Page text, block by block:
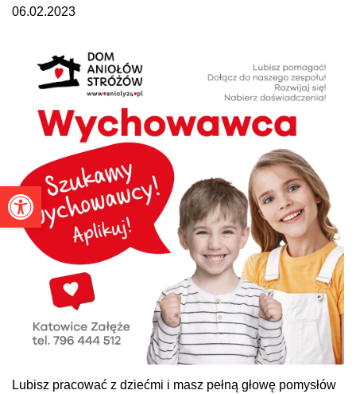
Otwórz pasek narzędzi
06.02.2023
Lubisz pracować z dziećmi i masz pełną głowę pomysłów